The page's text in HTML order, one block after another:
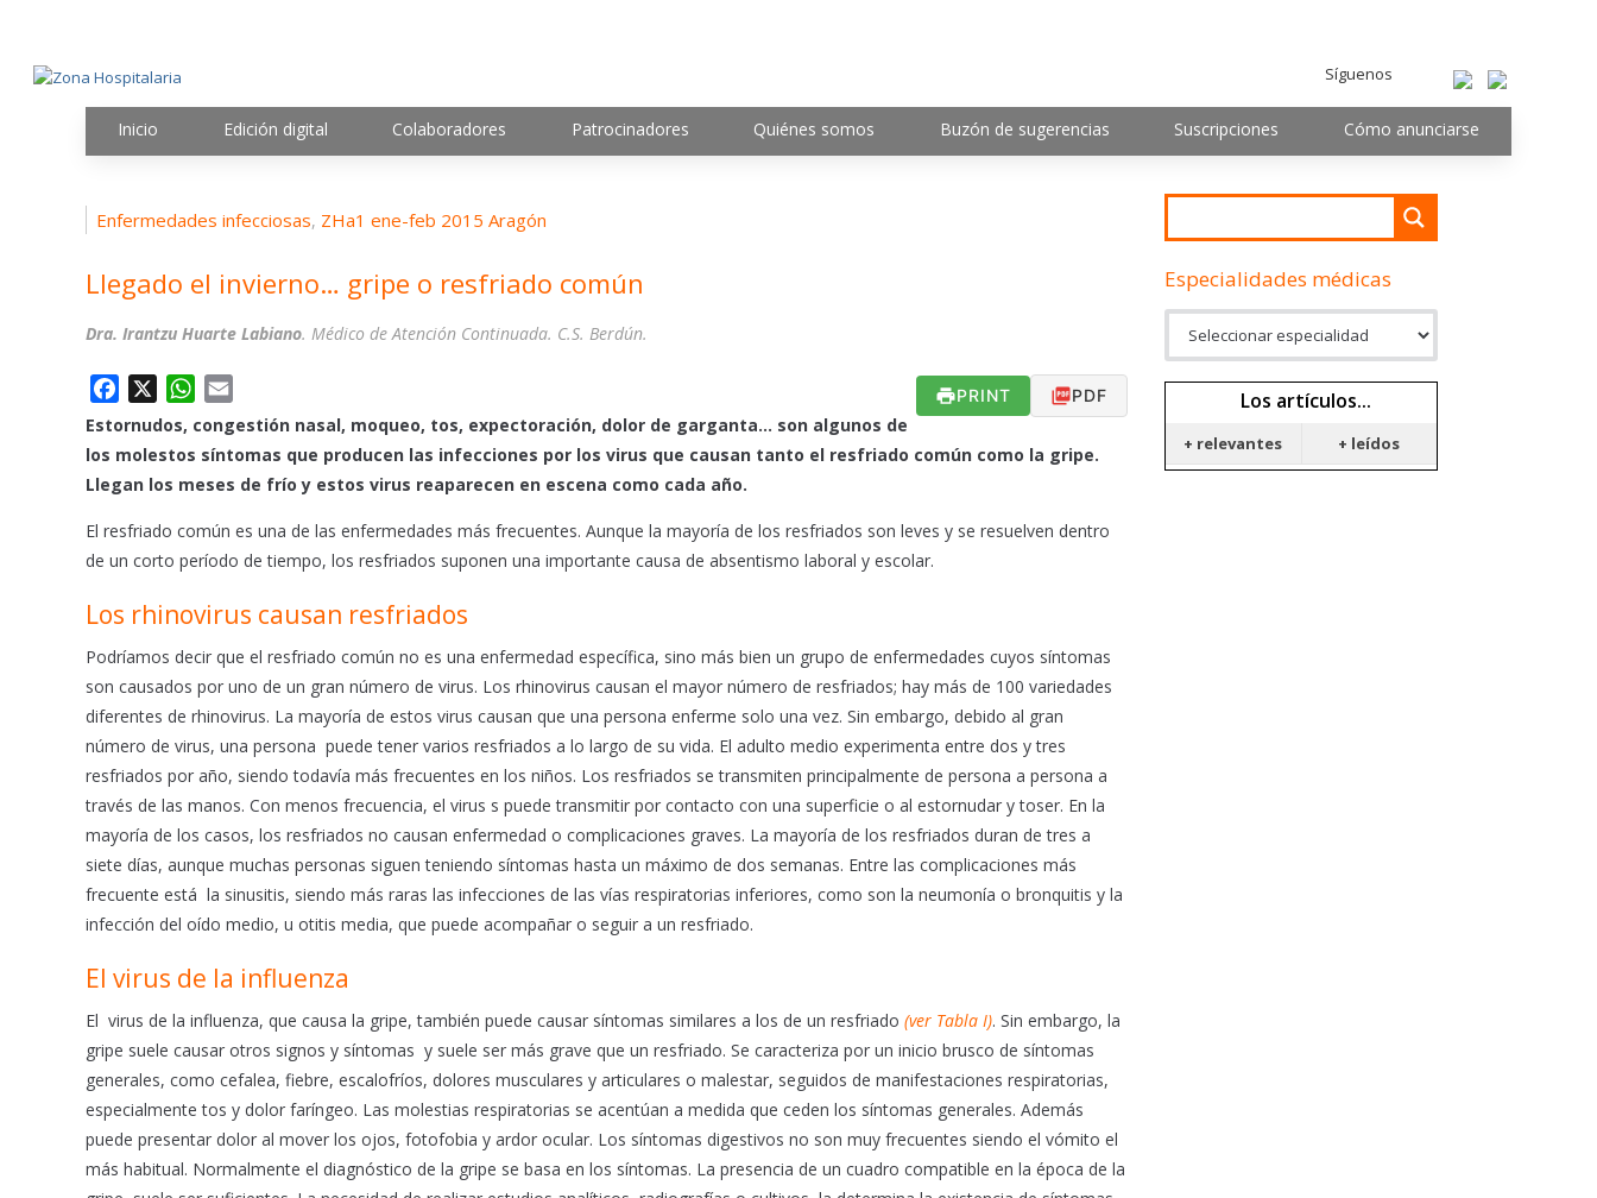
Síguenos
Inicio Edición digital Colaboradores Patrocinadores Quiénes somos Buzón de sugerencias Suscripciones Cómo anunciarse
Enfermedades infecciosas, ZHa1 ene-feb 2015 Aragón
Llegado el invierno… gripe o resfriado común
Dra. Irantzu Huarte Labiano. Médico de Atención Continuada. C.S. Berdún.
a
c
b
o
o
W
h
a
A
p
m
a
PRINT PDF
Estornudos, congestión nasal, moqueo, tos, expectoración, dolor de garganta… son algunos de
los molestos síntomas que producen las infecciones por los virus que causan tanto el resfriado común como la gripe.
Llegan los meses de frío y estos virus reaparecen en escena como cada año.
El resfriado común es una de las enfermedades más frecuentes. Aunque la mayoría de los resfriados son leves y se resuelven dentro
de un corto período de tiempo, los resfriados suponen una importante causa de absentismo laboral y escolar.
Los rhinovirus causan resfriados
Podríamos decir que el resfriado común no es una enfermedad específica, sino más bien un grupo de enfermedades cuyos síntomas
son causados por uno de un gran número de virus. Los rhinovirus causan el mayor número de resfriados; hay más de 100 variedades
diferentes de rhinovirus. La mayoría de estos virus causan que una persona enferme solo una vez. Sin embargo, debido al gran
número de virus, una persona puede tener varios resfriados a lo largo de su vida. El adulto medio experimenta entre dos y tres
resfriados por año, siendo todavía más frecuentes en los niños. Los resfriados se transmiten principalmente de persona a persona a
través de las manos. Con menos frecuencia, el virus s puede transmitir por contacto con una superficie o al estornudar y toser. En la
mayoría de los casos, los resfriados no causan enfermedad o complicaciones graves. La mayoría de los resfriados duran de tres a
siete días, aunque muchas personas siguen teniendo síntomas hasta un máximo de dos semanas. Entre las complicaciones más
frecuente está la sinusitis, siendo más raras las infecciones de las vías respiratorias inferiores, como son la neumonía o bronquitis y la
infección del oído medio, u otitis media, que puede acompañar o seguir a un resfriado.
El virus de la influenza
El virus de la influenza, que causa la gripe, también puede causar síntomas similares a los de un resfriado (ver Tabla I). Sin embargo, la
gripe suele causar otros signos y síntomas y suele ser más grave que un resfriado. Se caracteriza por un inicio brusco de síntomas
generales, como cefalea, fiebre, escalofríos, dolores musculares y articulares o malestar, seguidos de manifestaciones respiratorias,
especialmente tos y dolor faríngeo. Las molestias respiratorias se acentúan a medida que ceden los síntomas generales. Además
puede presentar dolor al mover los ojos, fotofobia y ardor ocular. Los síntomas digestivos no son muy frecuentes siendo el vómito el
más habitual. Normalmente el diagnóstico de la gripe se basa en los síntomas. La presencia de un cuadro compatible en la época de la
Especialidades médicas
Los artículos...
+ relevantes + leídos